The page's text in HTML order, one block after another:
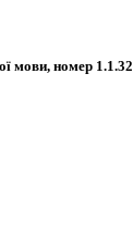
мови, номер 1.1.32